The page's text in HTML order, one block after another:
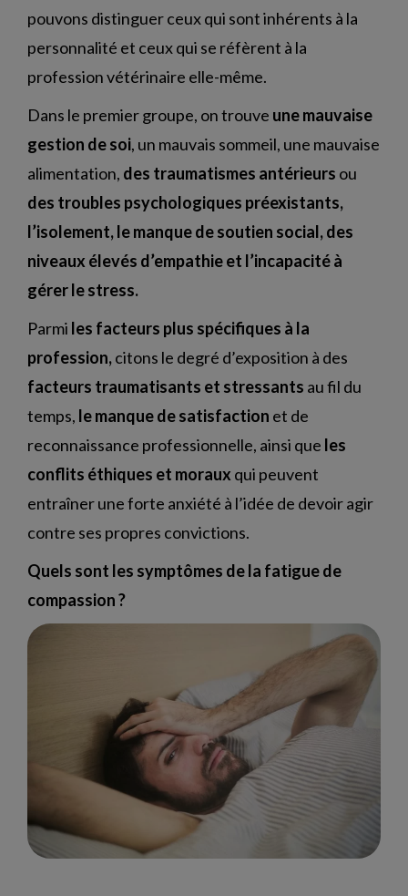
pouvons distinguer ceux qui sont inhérents à la
personnalité et ceux qui se réfèrent à la
profession vétérinaire elle-même.
Dans le premier groupe, on trouve une mauvaise
gestion de soi, un mauvais sommeil, une mauvaise
alimentation, des traumatismes antérieurs ou
des troubles psychologiques préexistants,
l’isolement, le manque de soutien social, des
niveaux élevés d’empathie et l’incapacité à
gérer le stress.
Parmi les facteurs plus spécifiques à la
profession,citons le degré d’exposition à des
facteurs traumatisants et stressants au fil du
temps, le manque de satisfaction et de
reconnaissance professionnelle, ainsi que les
conflits éthiques et moraux qui peuvent
entraîner une forte anxiété à l’idée de devoir agir
contre ses propres convictions.
Quels sont les symptômes de la fatigue de
compassion ?